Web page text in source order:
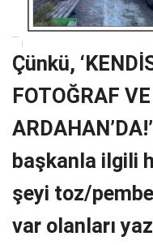
Çünkü,
FOTOĞRAF
başkanla ilgili
şeyi toz/
var olanları